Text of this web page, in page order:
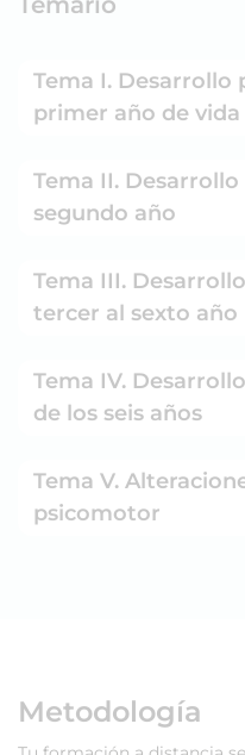
Tema I. Desarrollo
primer año de vida
Tema II.
segundo año
Tema III.
tercer al sexto año
Tema IV.
de los seis años
Tema V.
psicomotor
Metodología